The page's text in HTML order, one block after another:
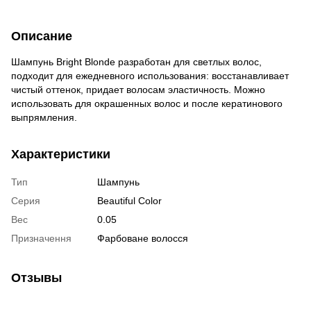
Описание
Шампунь Bright Blonde разработан для светлых волос,
подходит для ежедневного использования: восстанавливает
чистый оттенок, придает волосам эластичность. Можно
использовать для окрашенных волос и после кератинового
выпрямления.
Характеристики
Тип
Шампунь
Серия
Beautiful Color
Вес
0.05
Призначення
Фарбоване волосся
Отзывы